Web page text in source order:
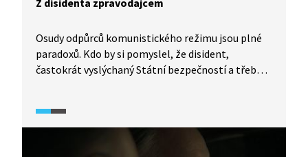
Z disidenta zpravodajcem
Osudy odpůrců komunistického režimu jsou plné
paradoxů. Kdo by si pomyslel, že disident,
častokrát vyslýchaný Státní bezpečností a třeba
Podívejte se na příběhy dvou disidentů, které se
v mnohém liší a v mnohém jsou si podobné.
Jedním je František "Čuňas" Stárek, který byl